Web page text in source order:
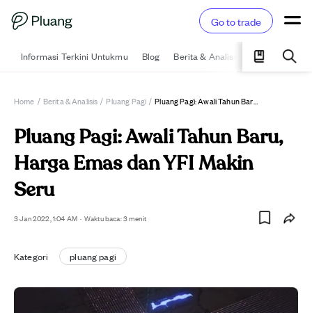
Go to trade
Informasi Terkini Untukmu Blog Berita & Analisis Pelajari
Home / Berita & Analisis / Pluang Pagi / Pluang Pagi: Awali Tahun Baru, Harga Emas Dan YFI Makin Seru
Pluang Pagi: Awali Tahun Baru,
Harga Emas dan YFI Makin
Seru
3 Jan 2022, 1:04 AM · Waktu baca: 3 menit
Kategori pluang pagi